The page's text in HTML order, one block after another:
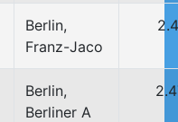
Berlin,
Franz-Jaco
Berlin,
Berliner A